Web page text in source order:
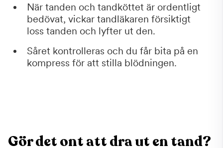
När tanden och tandköttet är ordentligt
bedövat, vickar tandläkaren försiktigt
loss tanden och lyfter ut den.
Såret kontrolleras och du får bita på en
kompress för att stilla blödningen.
Gör det ont att dra ut en tand?